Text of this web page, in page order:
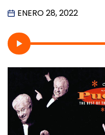
ENERO 28, 2022